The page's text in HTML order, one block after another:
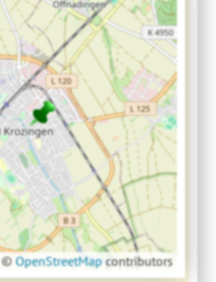
©OpenStreetMapcontributors